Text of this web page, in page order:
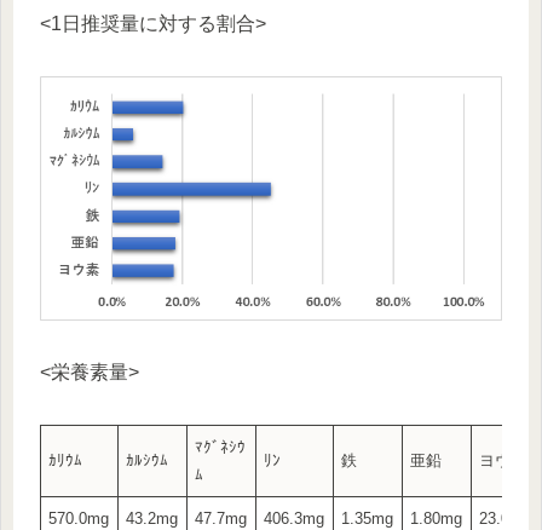
<1日推奨量に対する割合>
<栄養素量>
ｶﾘｳﾑ ｶﾙｼｳﾑ
ﾏｸﾞﾈｼｳ
ﾑ
ﾘﾝ 鉄 亜鉛 ヨウ素
570.0mg 43.2mg 47.7mg 406.3mg 1.35mg 1.80mg 23.00μg